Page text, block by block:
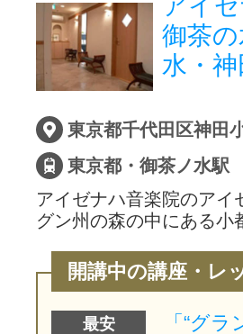
アイ
御茶
水・神
東京都千代田区神田
東京都・御茶ノ水駅
アイゼナハ音楽院のア
グン州の森の中にある
開講中の講座・レ
最安